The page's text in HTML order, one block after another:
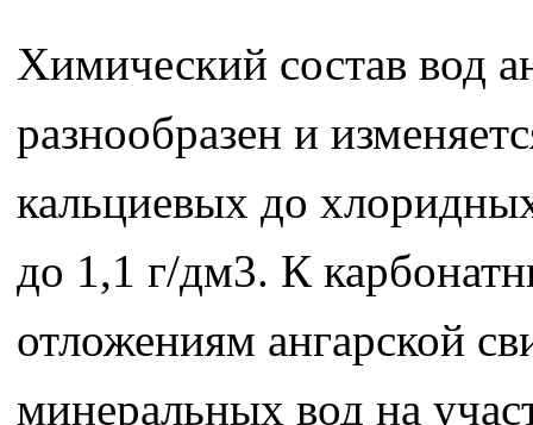
Химический состав вод
разнообразен и
кальциевых до
до 1,1 г/дм3. К
отложениям ангарской
минеральных вод на